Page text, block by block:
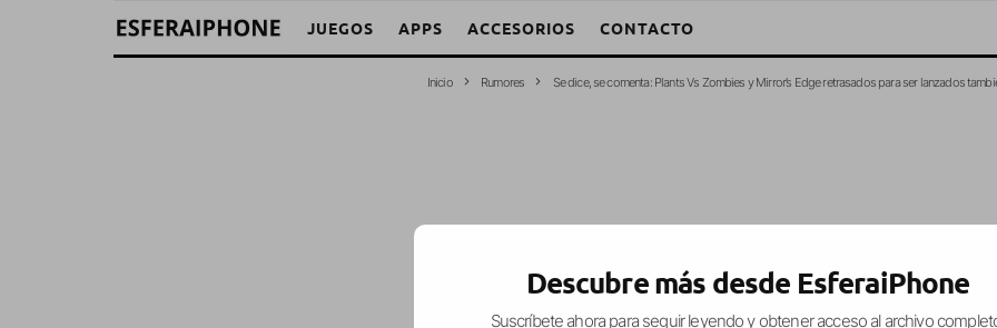
JUEGOS APPS ACCESORIOS CONTACTO
Inicio Rumores Se dice, se comenta: Plants Vs Zombies y Mirror’s Edge retrasados para ser lanzados
Descubre más desde EsferaiPhone
Suscríbete ahora para seguir leyendo y obtener acceso al archivo